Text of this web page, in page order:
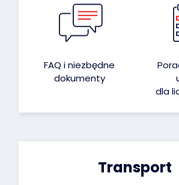
FAQ i niezbędne
dokumenty
dla
Transport